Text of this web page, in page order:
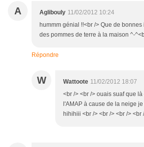
A Aglibouly 11/02/2012 10:24
hummm génial !!<br /> Que de
des pommes de terre à la maison ^-
Répondre
W Wattoote 11/02/2012 18:07
<br /> <br /> ouais suaf que
l'AMAP à cause de la neige
hihihiii <br /> <br /> <br /> <br